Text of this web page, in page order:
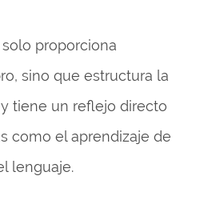
proporciona
sino que estructura la
tiene un reflejo directo
como el aprendizaje de
lenguaje.